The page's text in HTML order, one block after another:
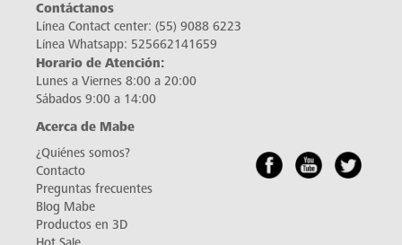
Contáctanos
Línea Contact center: (55) 9088 6223
Línea Whatsapp: 525662141659
Horario de Atención:
Lunes a Viernes 8:00 a 20:00
Sábados 9:00 a 14:00
Acerca de Mabe
¿Quiénes somos?
Contacto
Preguntas frecuentes
Blog Mabe
Productos en 3D